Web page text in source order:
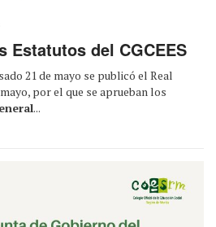
Estatutos del CGCEES
21 de mayo se publicó el Real
por el que se aprueban los
...